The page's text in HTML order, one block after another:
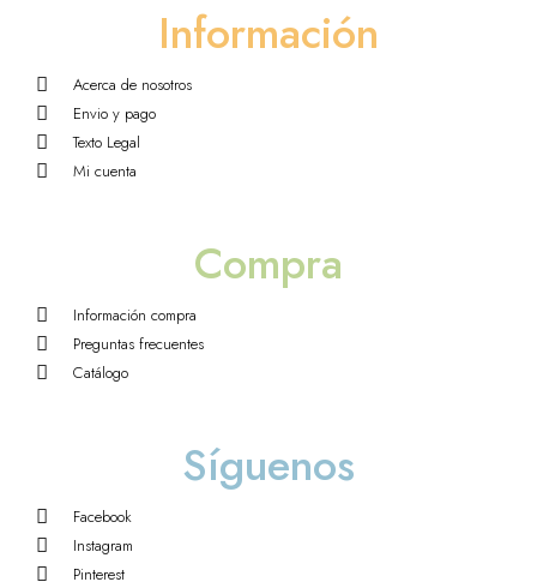
Información
Acerca de nosotros
Envio y pago
Texto Legal
Mi cuenta
Compra
Información compra
Preguntas frecuentes
Catálogo
Síguenos
Facebook
Instagram
Pinterest